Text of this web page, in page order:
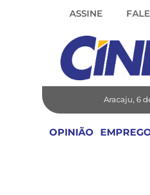
ASSINE
Aracaju, 6
OPINIÃO